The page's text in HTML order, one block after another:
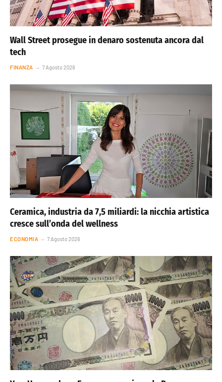
Wall Street prosegue in denaro sostenuta ancora dal
tech
FINANZA 7 Agosto 2026
Ceramica, industria da 7,5 miliardi: la nicchia artistica
cresce sull’onda del wellness
ECONOMIA 7 Agosto 2026